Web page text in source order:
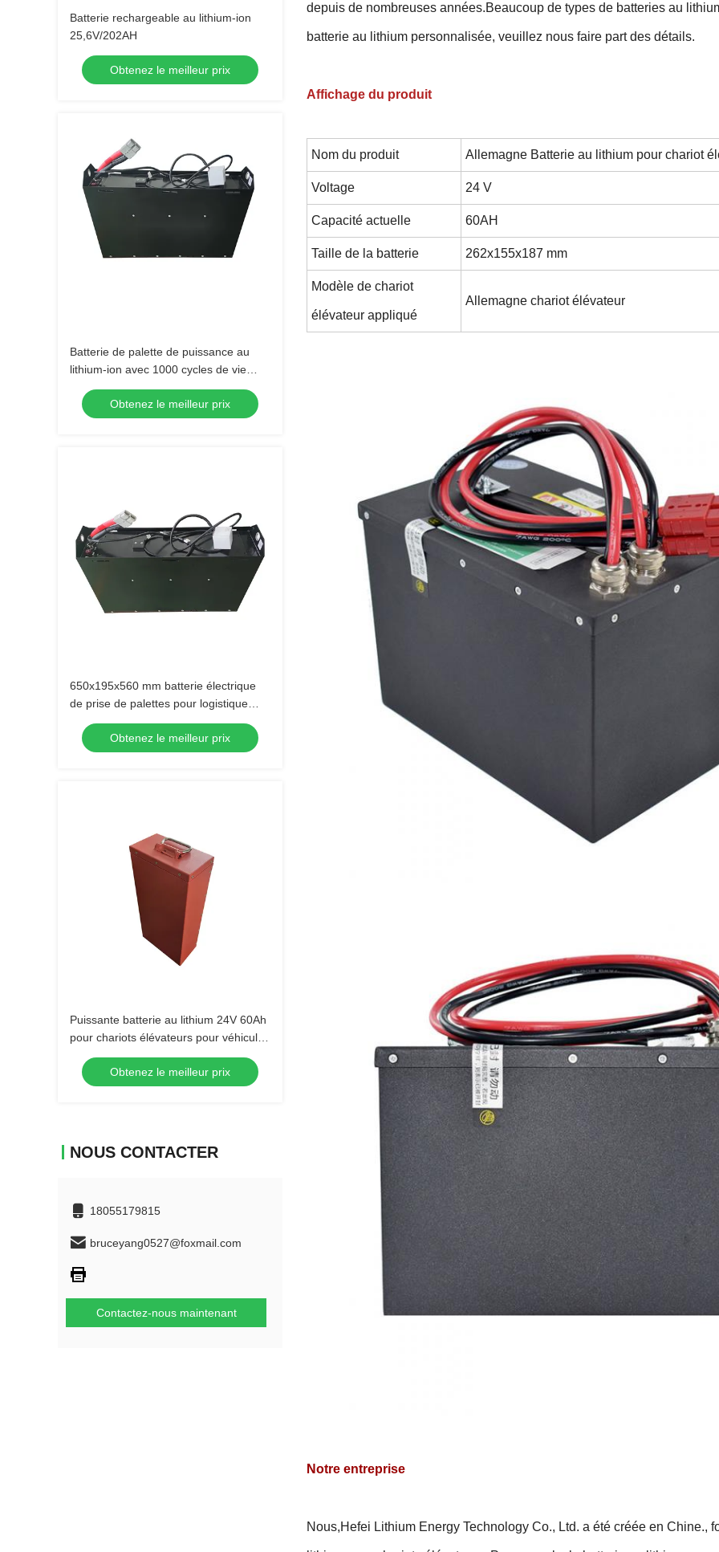
Batterie rechargeable au lithium-ion
25,6V/202AH
Obtenez le meilleur prix
Batterie de palette de puissance au
lithium-ion avec 1000 cycles de vie
650x195x560mm
Obtenez le meilleur prix
650x195x560 mm batterie électrique
de prise de palettes pour logistique
d'entrepôt
Obtenez le meilleur prix
Puissante batterie au lithium 24V 60Ah
pour chariots élévateurs pour véhicules
industriels
Obtenez le meilleur prix
NOUS CONTACTER
18055179815
bruceyang0527@foxmail.com
Contactez-nous maintenant
depuis de nombreuses années.Beaucoup de types de batteries au
batterie au lithium personnalisée, veuillez nous faire part des détails.
Affichage du produit
Nom du produit Allemagne Batterie au lithium pour chariot
Voltage 24 V
Capacité actuelle 60AH
Taille de la batterie 262x155x187 mm
Modèle de chariot
élévateur appliqué
Allemagne chariot élévateur
Notre entreprise
Nous,Hefei Lithium Energy Technology Co., Ltd. a été créée en Chine.,